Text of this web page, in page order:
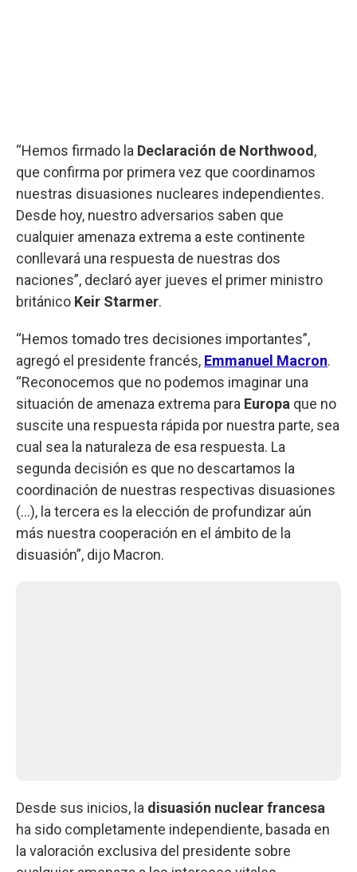
“Hemos firmado la Declaración de Northwood ,
que confirma por primera vez que coordinamos
nuestras disuasiones nucleares independientes.
Desde hoy, nuestro adversarios saben que
cualquier amenaza extrema a este continente
conllevará una respuesta de nuestras dos
naciones”, declaró ayer jueves el primer ministro
británico Keir Starmer.
“Hemos tomado tres decisiones importantes”,
agregó el presidente francés, Emmanuel Macron.
“Reconocemos que no podemos imaginar una
situación de amenaza extrema para Europa que no
suscite una respuesta rápida por nuestra parte, sea
cual sea la naturaleza de esa respuesta. La
segunda decisión es que no descartamos la
coordinación de nuestras respectivas disuasiones
(...), la tercera es la elección de profundizar aún
más nuestra cooperación en el ámbito de la
disuasión”, dijo Macron.
Desde sus inicios, la disuasión nuclear francesa
ha sido completamente independiente, basada en
la valoración exclusiva del presidente sobre